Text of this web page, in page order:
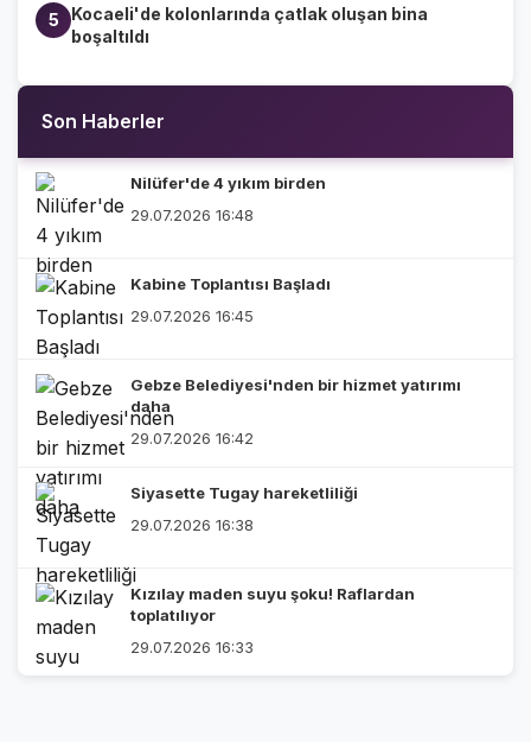
5
Kocaeli'de kolonlarında çatlak oluşan bina
boşaltıldı
Son Haberler
Nilüfer'de 4 yıkım birden
29.07.2026 16:48
Kabine Toplantısı Başladı
29.07.2026 16:45
Gebze Belediyesi'nden bir hizmet yatırımı
daha
29.07.2026 16:42
Siyasette Tugay hareketliliği
29.07.2026 16:38
Kızılay maden suyu şoku! Raflardan
toplatılıyor
29.07.2026 16:33